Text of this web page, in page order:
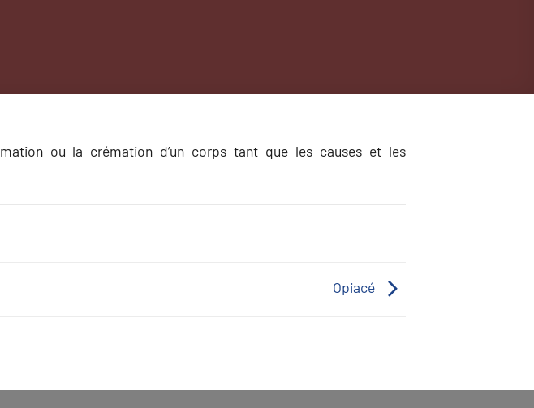
ou la crémation d’un corps tant que les causes et les
Opiacé